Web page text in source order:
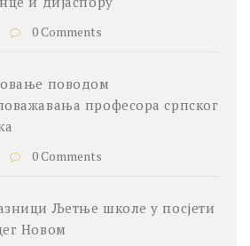
0 Comments
поводом
професора српског
0 Comments
Љетње школе у посјети
Новом